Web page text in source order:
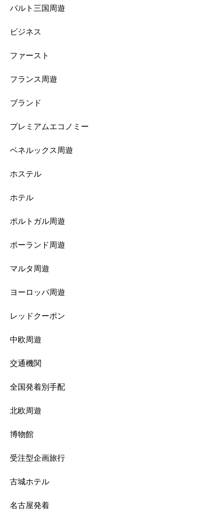
バルト三国周遊
ビジネス
ファースト
フランス周遊
ブランド
プレミアムエコノミー
ベネルックス周遊
ホステル
ホテル
ポルトガル周遊
ポーランド周遊
マルタ周遊
ヨーロッパ周遊
レッドクーポン
中欧周遊
交通機関
全国発着別手配
北欧周遊
博物館
受注型企画旅行
古城ホテル
名古屋発着